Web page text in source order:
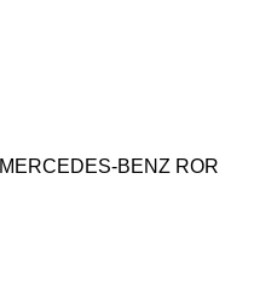
MERCEDES-BENZ ROR